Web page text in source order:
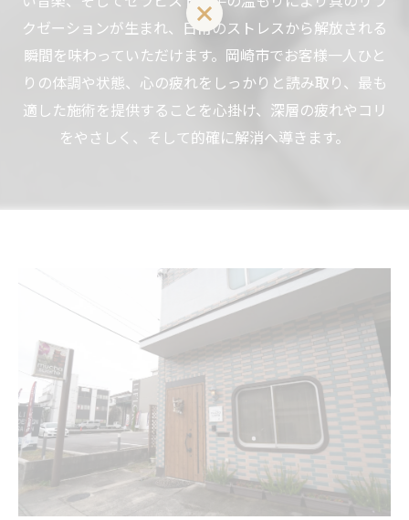
クゼーションが生まれ、日常のストレスから解放される
瞬間を味わっていただけます。岡崎市でお客様一人ひと
りの体調や状態、心の疲れをしっかりと読み取り、最も
適した施術を提供することを心掛け、深層の疲れやコリ
をやさしく、そして的確に解消へ導きます。
LINEお友達登はこちら 初回 500円OFFさせて頂きます！